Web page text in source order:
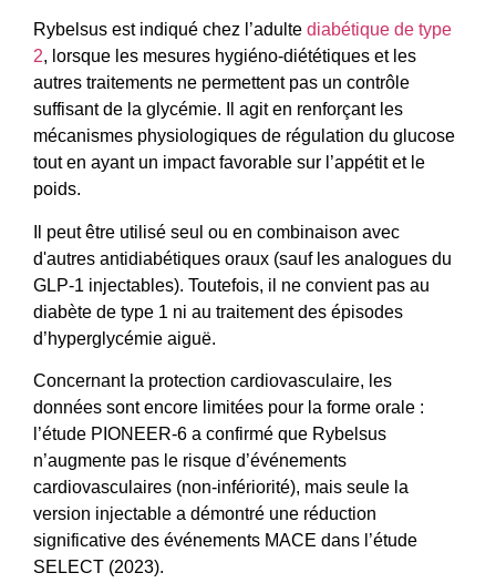
Rybelsus est indiqué chez l’adulte diabétique de type
2, lorsque les mesures hygiéno-diététiques et les
autres traitements ne permettent pas un contrôle
suffisant de la glycémie. Il agit en renforçant les
mécanismes physiologiques de régulation du glucose
tout en ayant un impact favorable sur l’appétit et le
poids.
Il peut être utilisé seul ou en combinaison avec
d'autres antidiabétiques oraux (sauf les analogues du
GLP-1 injectables). Toutefois, il ne convient pas au
diabète de type 1 ni au traitement des épisodes
d’hyperglycémie aiguë.
Concernant la protection cardiovasculaire, les
données sont encore limitées pour la forme orale :
l’étude PIONEER-6 a confirmé que Rybelsus
n’augmente pas le risque d’événements
cardiovasculaires (non-infériorité), mais seule la
version injectable a démontré une réduction
significative des événements MACE dans l’étude
SELECT (2023).